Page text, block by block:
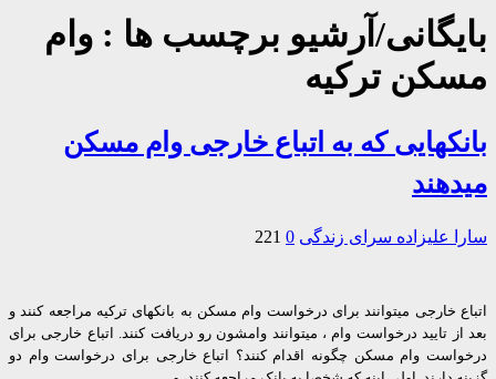
آرشیو برچسب ها :وام
ترکیه
که به اتباع خارجی وام مسکن
علیزادهسرای زندگی 0
221
خارجی میتوانند برای درخواست وام مسکن به بانکهای ترکیه مراجعه کنند و
تایید درخواست وام ، میتوانند وامشون رو دریافت کنند. اتباع خارجی برای
وام مسکن چگونه اقدام کنند؟ اتباع خارجی برای درخواست وام دو